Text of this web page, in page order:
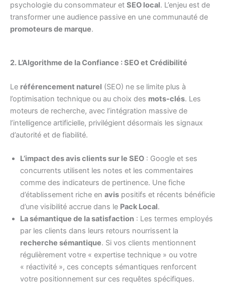
psychologie du consommateur et SEO local. L’enjeu est de
transformer une audience passive en une communauté de
promoteurs de marque.
2. L’Algorithme de la Confiance : SEO et Crédibilité
Le référencement naturel (SEO) ne se limite plus à
l’optimisation technique ou au choix des mots-clés. Les
moteurs de recherche, avec l’intégration massive de
l’intelligence artificielle, privilégient désormais les signaux
d’autorité et de fiabilité.
L’impact des avis clients sur le SEO : Google et ses
concurrents utilisent les notes et les commentaires
comme des indicateurs de pertinence. Une fiche
d’établissement riche en avis positifs et récents bénéficie
d’une visibilité accrue dans le Pack Local.
La sémantique de la satisfaction : Les termes employés
par les clients dans leurs retours nourrissent la
recherche sémantique. Si vos clients mentionnent
régulièrement votre « expertise technique » ou votre
« réactivité », ces concepts sémantiques renforcent
votre positionnement sur ces requêtes spécifiques.